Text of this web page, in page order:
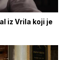
iz Vrila koji je